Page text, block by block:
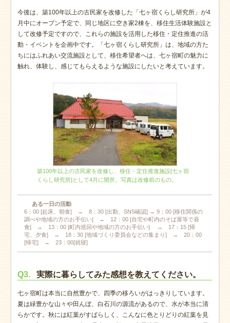
今後は、築100年以上の古民家を改修した「七ヶ宿くらし研究所」が4
月中にオープン予定で、同じ地区に空き家2棟を、移住生活体験施設と
して改修予定ですので、これらの施設を活用した移住・定住推進の活
動・イベントを企画中です。「七ヶ宿くらし研究所」は、地域の方た
ちにはふれあい交流施設として、移住希望者へは、七ヶ宿町の魅力に
触れ、体験し、感じてもらえるような施設にしたいと考えています。
築100年以上の古民家を改修し、移住・定住推進施設[七ヶ宿
くらし研究所]として4月に開所。写真は改修前のもの。
ある一日の活動
6：00 [起床、朝食] → 8：30 [出勤、SNS確認] → 9：00 [移住関係の
調べや地域の方のお手伝い] → 12：00 [自宅や町内のそば屋等で昼
食] → 13：00 [町内巡回や地域の方のお手伝い] → 17：15 [帰
宅、夕食] → 18：30 [地域づくり委員会などの集まり] → 20：00
[帰宅] → 23：00[就寝]
Q3. 実際に暮らしてみた感想を教えてください。
七ヶ宿町は本当に自然豊かで、四季の移ろいがはっきりしています。
夏は緑豊かな山々や田んぼ、白石川の源流があるので、水が本当に清
らかです。秋には紅葉がすばらしく、こんなに色とりどりの紅葉を見